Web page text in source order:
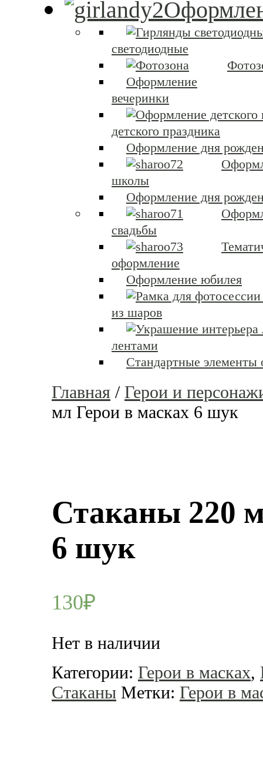
светодиодные
Оформление
вечеринки
детского праздника
Оформление дня
школы
Оформление дня
свадьбы
оформление
Оформление юбилея
из шаров
лентами
Стандартные элементы
Главная / Герои и
мл Герои в масках 6 шук
Стаканы 220
6 шук
130₽
Нет в наличии
Категории: Герои в масках,
Стаканы Метки: Герои в